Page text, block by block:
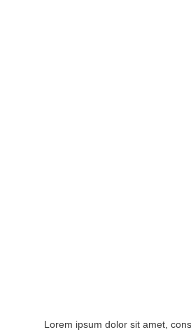
Lorem ipsum dolor sit amet,